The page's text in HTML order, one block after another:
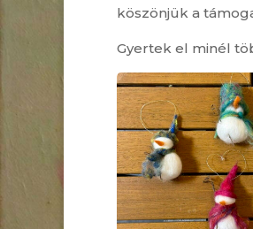
köszönjük a
Gyertek el minél